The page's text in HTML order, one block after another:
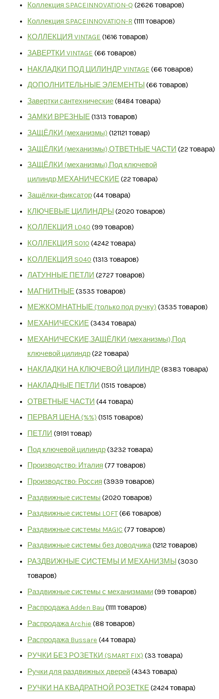
Коллекция SPACEINNOVATION-Q 2626 товаров
Коллекция SPACEINNOVATION-R 1111 товаров
КОЛЛЕКЦИЯ VINTAGE 1616 товаров
ЗАВЕРТКИ VINTAGE 66 товаров
НАКЛАДКИ ПОД ЦИЛИНДР VINTAGE 66 товаров
ДОПОЛНИТЕЛЬНЫЕ ЭЛЕМЕНТЫ
66 товаров
Завертки сантехнические 8484 товара
ЗАМКИ ВРЕЗНЫЕ 1313 товаров
ЗАЩЁЛКИ (механизмы) 121121 товар
ЗАЩЁЛКИ (механизмы),ОТВЕТНЫЕ ЧАСТИ 22 товара
ЗАЩЁЛКИ (механизмы),Под ключевой
цилиндр,МЕХАНИЧЕСКИЕ 22 товара
Защёлки-фиксатор 44 товара
КЛЮЧЕВЫЕ ЦИЛИНДРЫ
2020 товаров
КОЛЛЕКЦИЯ L040 99 товаров
КОЛЛЕКЦИЯ S010 4242 товара
КОЛЛЕКЦИЯ S040 1313 товаров
ЛАТУННЫЕ ПЕТЛИ 2727 товаров
МАГНИТНЫЕ 3535 товаров
МЕЖКОМНАТНЫЕ (только под ручку) 3535 товаров
МЕХАНИЧЕСКИЕ 3434 товара
МЕХАНИЧЕСКИЕ,ЗАЩЁЛКИ (механизмы),Под
ключевой цилиндр 22 товара
НАКЛАДКИ НА КЛЮЧЕВОЙ ЦИЛИНДР 8383 товара
НАКЛАДНЫЕ ПЕТЛИ 1515 товаров
ОТВЕТНЫЕ ЧАСТИ 44 товара
ПЕРВАЯ ЦЕНА (%%) 1515 товаров
ПЕТЛИ 9191 товар
Под ключевой цилиндр 3232 товара
Производство: Италия 77 товаров
Производство: Россия 3939 товаров
Раздвижные системы 2020 товаров
Раздвижные системы LOFT 66 товаров
Раздвижные системы MAGIC 77 товаров
Раздвижные системы без доводчика 1212 товаров
РАЗДВИЖНЫЕ СИСТЕМЫ И МЕХАНИЗМЫ
3030
товаров
Раздвижные системы с механизмами 99 товаров
Распродажа Adden Bau 1111 товаров
Распродажа Archie 88 товаров
Распродажа Bussare 44 товара
РУЧКИ БЕЗ РОЗЕТКИ (SMART FIX) 33 товара
Ручки для раздвижных дверей 4343 товара
РУЧКИ НА КВАДРАТНОЙ РОЗЕТКЕ 2424 товара